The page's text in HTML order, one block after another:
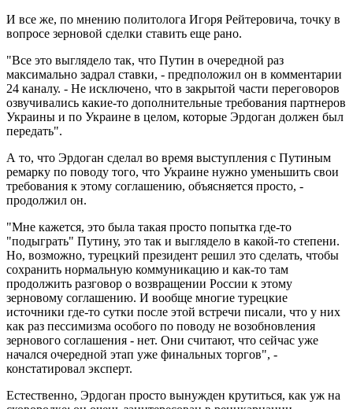
И все же, по мнению политолога Игоря Рейтеровича, точку в
вопросе зерновой сделки ставить еще рано.
"Все это выглядело так, что Путин в очередной раз
максимально задрал ставки, - предположил он в комментарии
24 каналу. - Не исключено, что в закрытой части переговоров
озвучивались какие-то дополнительные требования партнеров
Украины и по Украине в целом, которые Эрдоган должен был
передать".
А то, что Эрдоган сделал во время выступления с Путиным
ремарку по поводу того, что Украине нужно уменьшить свои
требования к этому соглашению, объясняется просто, -
продолжил он.
"Мне кажется, это была такая просто попытка где-то
"подыграть" Путину, это так и выглядело в какой-то степени.
Но, возможно, турецкий президент решил это сделать, чтобы
сохранить нормальную коммуникацию и как-то там
продолжить разговор о возвращении России к этому
зерновому соглашению. И вообще многие турецкие
источники где-то сутки после этой встречи писали, что у них
как раз пессимизма особого по поводу не возобновления
зернового соглашения - нет. Они считают, что сейчас уже
начался очередной этап уже финальных торгов", -
констатировал эксперт.
Естественно, Эрдоган просто вынужден крутиться, как уж на